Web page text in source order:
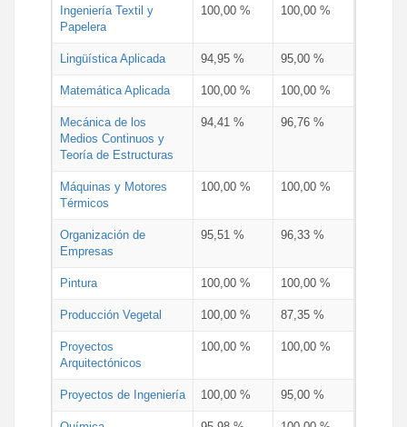
Ingeniería Textil y
Papelera
100,00 % 100,00 %
Lingüística Aplicada 94,95 % 95,00 %
Matemática Aplicada 100,00 % 100,00 %
Mecánica de los
Medios Continuos y
Teoría de Estructuras
94,41 % 96,76 %
Máquinas y Motores
Térmicos
100,00 % 100,00 %
Organización de
Empresas
95,51 % 96,33 %
Pintura 100,00 % 100,00 %
Producción Vegetal 100,00 % 87,35 %
Proyectos
Arquitectónicos
100,00 % 100,00 %
Proyectos de Ingeniería 100,00 % 95,00 %